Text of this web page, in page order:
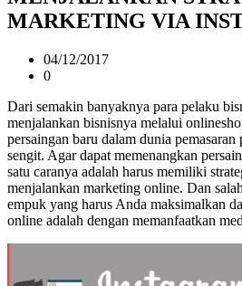
MARKETING VIA
04/12/2017
0
Dari semakin banyaknya para pelaku
menjalankan bisnisnya melalui
persaingan baru dalam dunia
sengit. Agar dapat memenangkan
satu caranya adalah harus memiliki
menjalankan marketing online. Dan
empuk yang harus Anda maksimalkan
online adalah dengan memanfaatkan